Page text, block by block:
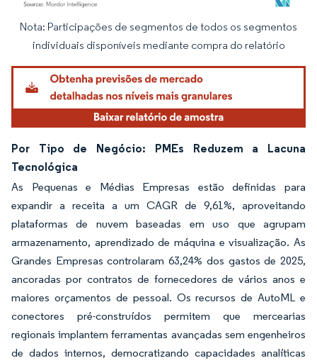
Imagem © Mordor Intelligence. O reuso requer atribuição conforme CC BY 4.0.
Nota: Participações de segmentos de todos os segmentos
individuais disponíveis mediante compra do relatório
Por Tipo de Negócio: PMEs Reduzem a Lacuna
Tecnológica
As Pequenas e Médias Empresas estão definidas para
expandir a receita a um CAGR de 9,61%, aproveitando
plataformas de nuvem baseadas em uso que agrupam
armazenamento, aprendizado de máquina e visualização. As
Grandes Empresas controlaram 63,24% dos gastos de 2025,
ancoradas por contratos de fornecedores de vários anos e
maiores orçamentos de pessoal. Os recursos de AutoML e
conectores pré-construídos permitem que mercearias
regionais implantem ferramentas avançadas sem engenheiros
de dados internos, democratizando capacidades analíticas